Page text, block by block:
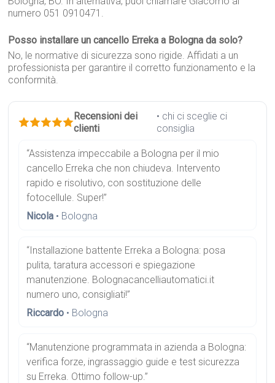
numero 051 0910471.
Posso installare un cancello Erreka a Bologna da solo?
No, le normative di sicurezza sono rigide. Affidati a un
professionista per garantire il corretto funzionamento e la
conformità.
Recensioni dei
clienti
• chi ci sceglie ci
consiglia
“Assistenza impeccabile a Bologna per il mio
cancello Erreka che non chiudeva. Intervento
rapido e risolutivo, con sostituzione delle
fotocellule. Super!”
Nicola • Bologna
“Installazione battente Erreka a Bologna: posa
pulita, taratura accessori e spiegazione
manutenzione. Bolognacancelliautomatici.it
numero uno, consigliati!”
Riccardo • Bologna
“Manutenzione programmata in azienda a Bologna:
verifica forze, ingrassaggio guide e test sicurezza
su Erreka. Ottimo follow-up.”